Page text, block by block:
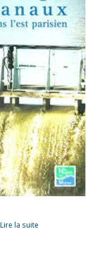
Lire la suite